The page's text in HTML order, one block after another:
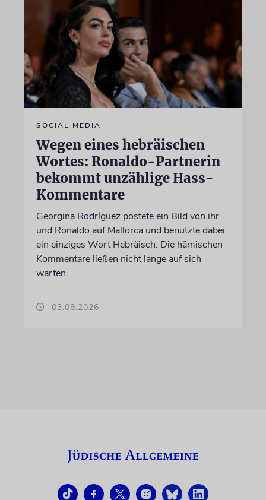
SOCIAL MEDIA
Wegen eines hebräischen
Wortes: Ronaldo-Partnerin
bekommt unzählige Hass-
Kommentare
Georgina Rodríguez postete ein Bild von ihr
und Ronaldo auf Mallorca und benutzte dabei
ein einziges Wort Hebräisch. Die hämischen
Kommentare ließen nicht lange auf sich
warten
03.08.2026